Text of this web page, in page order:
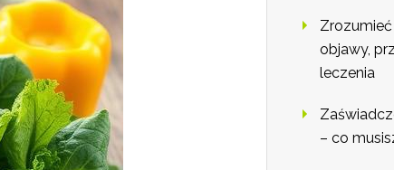
objawy,
leczenia
– co